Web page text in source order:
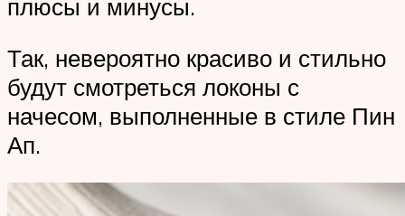
плюсы и минусы.
Так, невероятно красиво и стильно
будут смотреться локоны с
начесом, выполненные в стиле Пин
Ап.